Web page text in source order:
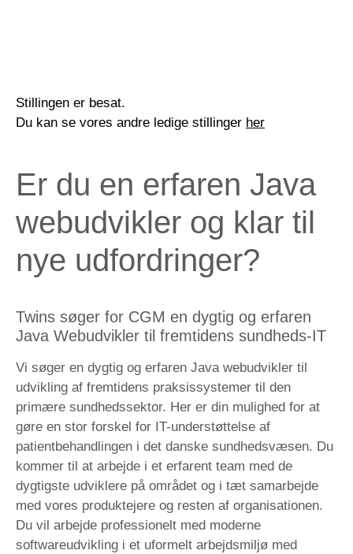
Stillingen er besat.
Du kan se vores andre ledige stillinger her
Er du en erfaren Java
webudvikler og klar til
nye udfordringer?
Twins søger for CGM en dygtig og erfaren
Java Webudvikler til fremtidens sundheds-IT
Vi søger en dygtig og erfaren Java webudvikler til
udvikling af fremtidens praksissystemer til den
primære sundhedssektor. Her er din mulighed for at
gøre en stor forskel for IT-understøttelse af
patientbehandlingen i det danske sundhedsvæsen. Du
kommer til at arbejde i et erfarent team med de
dygtigste udviklere på området og i tæt samarbejde
med vores produktejere og resten af organisationen.
Du vil arbejde professionelt med moderne
softwareudvikling i et uformelt arbejdsmiljø med